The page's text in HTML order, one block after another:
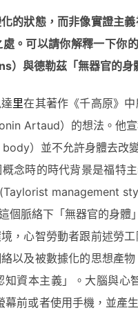
的狀態，而非像實證主
。可以請你解釋一下你
）與德勒茲「無器官的
里在其著作《千高原》
Artaud）的想法。他
）並不允許身體去改
念時的時代背景是福特
management
個脈絡下「無器官的身體
，心智勞動者跟前述勞
以及被數據化的思想產
資本主義」。大腦與
前或者使用手機，並產